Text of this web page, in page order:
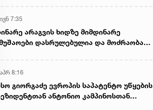
7:35
არაგვის ხიდზე მიმდინარე
დასრულებულია და მოძრაობა
8:16
გიორგაძე ევროპის საპატენტო უწყების
ანტონიო კამპინოსთან